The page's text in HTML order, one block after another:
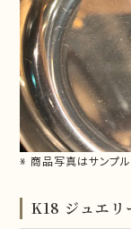
※ 商品写真はサンプ
K18 ジュエリ